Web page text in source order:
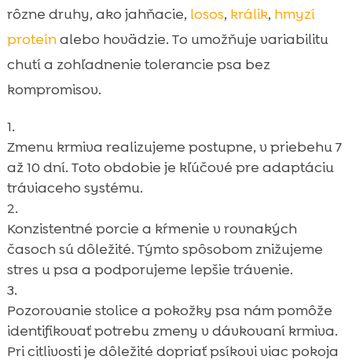
rôzne druhy, ako jahňacie, losos, králik, hmyzí
proteínalebo hovädzie. To umožňuje variabilitu
chutí a zohľadnenie tolerancie psa bez
kompromisov.
Zmenu krmiva realizujeme postupne, v priebehu 7
až 10 dní. Toto obdobie je kľúčové pre adaptáciu
tráviaceho systému.
Konzistentné porcie a kŕmenie v rovnakých
časoch sú dôležité. Týmto spôsobom znižujeme
stres u psa a podporujeme lepšie trávenie.
Pozorovanie stolice a pokožky psa nám pomôže
identifikovať potrebu zmeny v dávkovaní krmiva.
Pri citlivosti je dôležité dopriať psíkovi viac pokoja